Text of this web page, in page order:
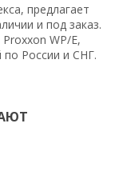
предлагает
и под заказ.
WP/E,
по России и СНГ.